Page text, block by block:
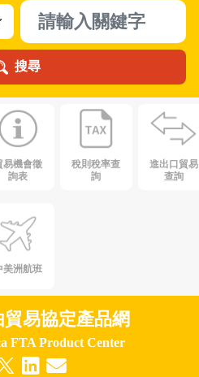
搜尋
易機會徵
詢表
稅則稅率查
詢
進出口貿易
查詢
美洲航班
易協定產品網
FTA Product Center